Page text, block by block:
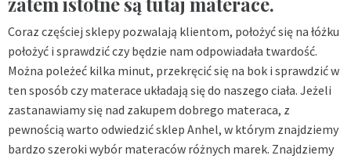
Coraz częściej sklepy pozwalają klientom, położyć się na łóżku
położyć i sprawdzić czy będzie nam odpowiadała twardość.
Można poleżeć kilka minut, przekręcić się na bok i sprawdzić w
ten sposób czy materace układają się do naszego ciała. Jeżeli
zastanawiamy się nad zakupem dobrego materaca, z
pewnością warto odwiedzić sklep Anhel, w którym znajdziemy
bardzo szeroki wybór materaców różnych marek. Znajdziemy